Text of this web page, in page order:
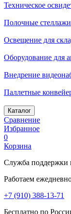
Техническое
Полочные стеллажи
Освещение для
Оборудование для
Внедрение
Паллетные
Каталог
Сравнение
Избранное
0
Корзина
Служба поддержки
Работаем
+7 (910) 388-13-71
Бесплатно по